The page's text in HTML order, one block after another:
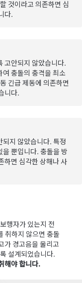
것이라고 의존하면 심
다.
고안되지 않았습니다.
여 충돌의 충격을 최소
긴급 제동에 의존하면
니다.
되지 않았습니다. 특정
을 뿐입니다. 충돌을 방
하면 심각한 상해나 사
행자가 있는지 전
취하지 않으면 충돌
가 경고음을 울리고
설계되었습니다.
해야 합니다.